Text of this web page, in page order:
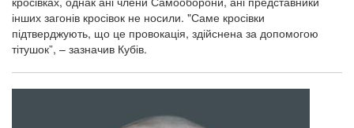
інших загонів кросівок не носили. "Саме кросівки
підтверджують, що це провокація, здійснена за допомогою
тітушок”, – зазначив Кубів.